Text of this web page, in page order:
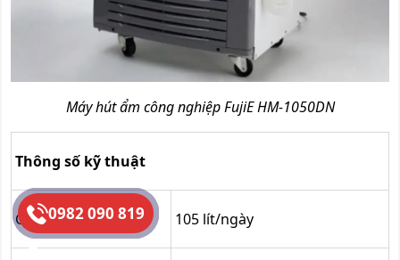
Máy hút ẩm công nghiệp FujiE HM-1050DN
Thông số kỹ thuật
Công suất hút ẩm 105 lít/ngày
0982 090 819